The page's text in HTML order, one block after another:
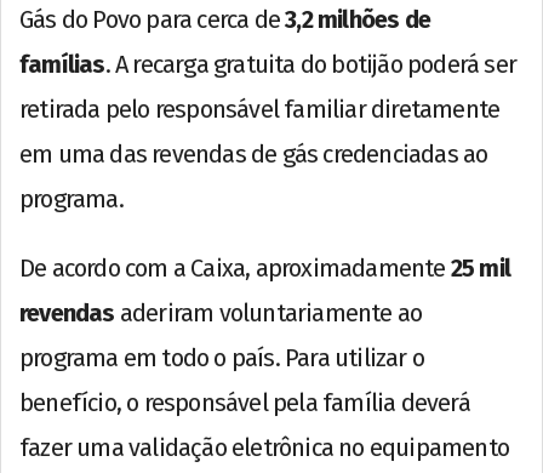
Gás do Povo para cerca de3,2 milhões de
famílias. A recarga gratuita do botijão poderá ser
retirada pelo responsável familiar diretamente
em uma das revendas de gás credenciadas ao
programa.
De acordo com a Caixa, aproximadamente 25 mil
revendas aderiram voluntariamente ao
programa em todo o país. Para utilizar o
benefício, o responsável pela família deverá
fazer uma validação eletrônica no equipamento